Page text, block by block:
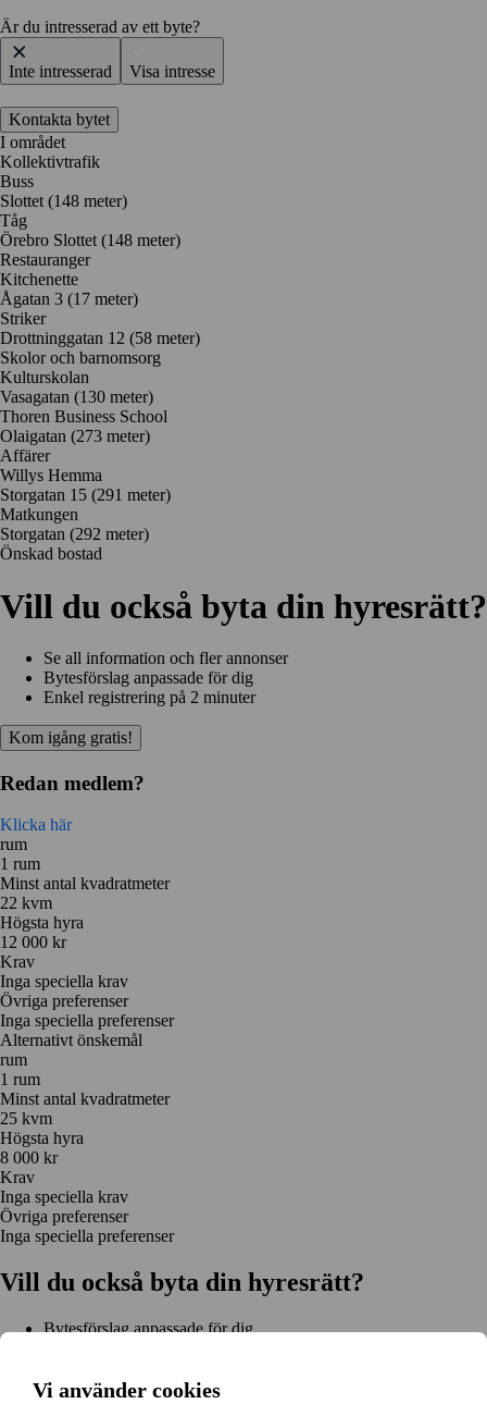
Vi använder cookies
Är du intresserad av ett byte?
Inte intresserad Visa intresse
Kontakta bytet
I området
Kollektivtrafik
Buss
Slottet (148 meter)
Tåg
Örebro Slottet (148 meter)
Restauranger
Kitchenette
Ågatan 3 (17 meter)
Striker
Drottninggatan 12 (58 meter)
Skolor och barnomsorg
Kulturskolan
Vasagatan (130 meter)
Thoren Business School
Olaigatan (273 meter)
Affärer
Willys Hemma
Storgatan 15 (291 meter)
Matkungen
Storgatan (292 meter)
Önskad bostad
Vill du också byta din hyresrätt?
Se all information och fler annonser
Bytesförslag anpassade för dig
Enkel registrering på 2 minuter
Kom igång gratis!
Redan medlem?
Klicka här
rum
1 rum
Minst antal kvadratmeter
22 kvm
Högsta hyra
12 000 kr
Krav
Inga speciella krav
Övriga preferenser
Inga speciella preferenser
Alternativt önskemål
rum
1 rum
Minst antal kvadratmeter
25 kvm
Högsta hyra
8 000 kr
Krav
Inga speciella krav
Övriga preferenser
Inga speciella preferenser
Vill du också byta din hyresrätt?
Bytesförslag anpassade för dig